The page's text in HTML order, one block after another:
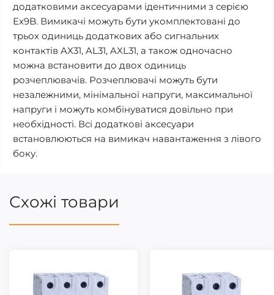
додатковими аксесуарами ідентичними з серією
Ex9B. Вимикачі можуть бути укомплектовані до
трьох одиниць додаткових або сигнальних
контактів AX31, AL31, AXL31, а також одночасно
можна встановити до двох одиниць
розчеплювачів. Розчеплювачі можуть бути
незалежними, мінімальної напруги, максимальної
напруги і можуть комбінуватися довільно при
необхідності. Всі додаткові аксесуари
встановлюються на вимикач навантаження з лівого
боку.
Схожі товари